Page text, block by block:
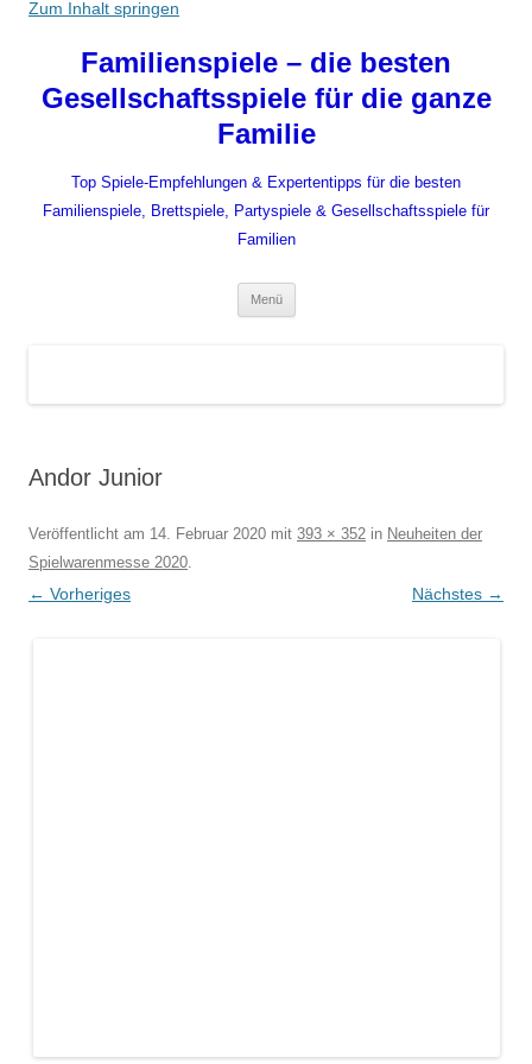
Zum Inhalt springen
Familienspiele – die besten
Gesellschaftsspiele für die ganze
Familie
Top Spiele-Empfehlungen & Expertentipps für die besten
Familienspiele, Brettspiele, Partyspiele & Gesellschaftsspiele für
Familien
Menü
Andor Junior
Veröffentlicht am 14. Februar 2020 mit 393 × 352 in Neuheiten der
Spielwarenmesse 2020.
← Vorheriges Nächstes →